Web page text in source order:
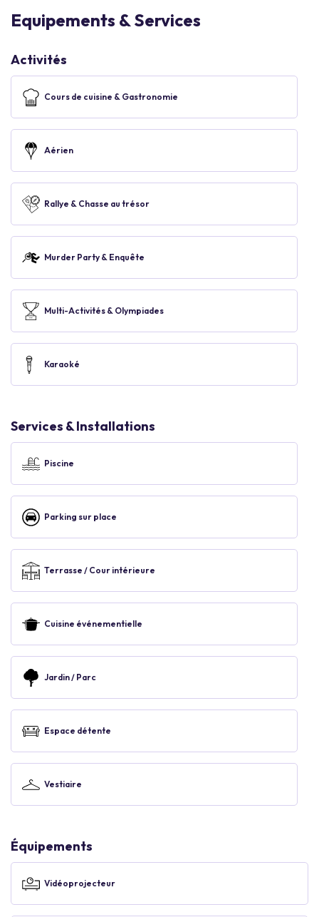
Equipements & Services
Activités
Cours de cuisine & Gastronomie
Aérien
Rallye & Chasse au trésor
Murder Party & Enquête
Multi-Activités & Olympiades
Karaoké
Services & Installations
Piscine
Parking sur place
Terrasse / Cour intérieure
Cuisine événementielle
Jardin / Parc
Espace détente
Vestiaire
Équipements
Vidéoprojecteur